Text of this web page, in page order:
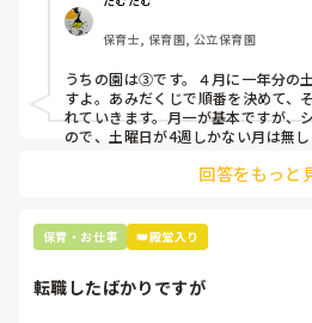
クアップしてもらう
③仮シフトが出た時、土曜出勤が難
人を交渉して見つけてもらう
上記のいずれかの対策を取り入れ
保育士, 保育園, 公立保育園
うちの園は③です。４月に一年分の
すよ。あみだくじで順番を決めて、
れていきます。月一が基本ですが、
ので、土曜日が4週しかない月は無
て貰い、主任に報告してます。
回答をもっと
保育・お仕事 👑殿堂入り
転職したばかりですが